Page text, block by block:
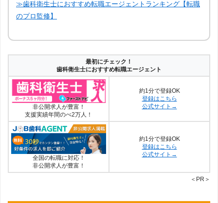
≫歯科衛生士におすすめ転職エージェントランキング【転職
のプロ監修】
最初にチェック！
歯科衛生士におすすめ転職エージェント
非公開求人が豊富！
支援実績年間のべ2万人！
約1分で登録OK
登録はこちら
公式サイト→
全国の転職に対応！
非公開求人が豊富！
約1分で登録OK
登録はこちら
公式サイト→
＜PR＞